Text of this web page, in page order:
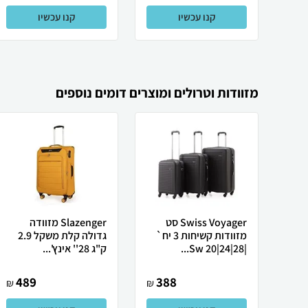
קנו עכשיו קנו עכשיו
מזוודות וטרולים ומוצרים דומים נוספים
Swiss Voyager סט
מזוודות קשיחות 3 יח`
|28|24|20 Sw...
388
₪
Slazenger מזוודה
גדולה קלת משקל 2.9
ק"ג 28'' אינץ'...
489
₪